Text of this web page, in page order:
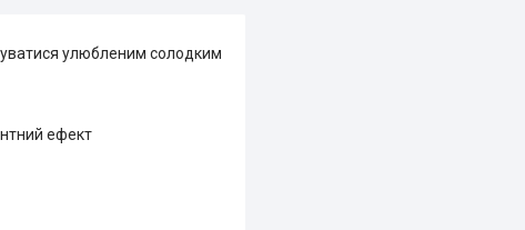
улюбленим солодким
ефект